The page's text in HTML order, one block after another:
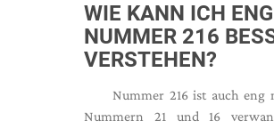
WIE KANN ICH
NUMMER 216
VERSTEHEN?
Nummer 216 ist auch eng
Nummern 21 und 16